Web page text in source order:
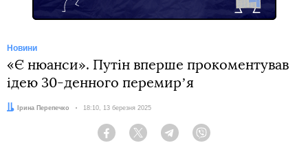
Новини
«Є нюанси». Путін вперше прокоментував
ідею 30-денного перемирʼя
Автор:Ірина Перепечко Дата:
18:10, 13 березня 2025
Facebook Twitter Telegram